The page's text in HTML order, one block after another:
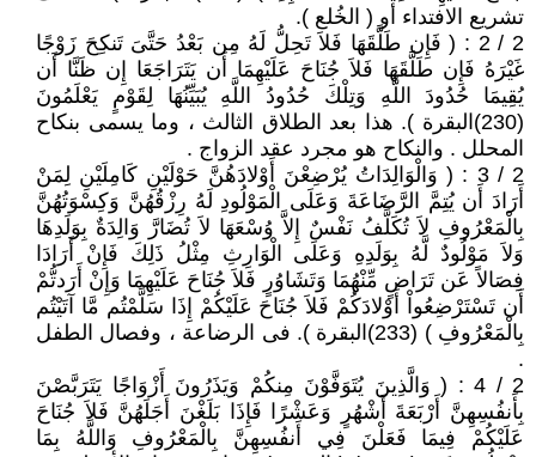
تشريع الافتداء أو ( الخُلع ).
2 / 2 : ( فَإِن طَلَّقَهَا فَلاَ تَحِلُّ لَهُ مِن بَعْدُ حَتَّىَ تَنكِحَ زَوْجًا
غَيْرَهُ فَإِن طَلَّقَهَا فَلاَ جُنَاحَ عَلَيْهِمَا أَن يَتَرَاجَعَا إِن ظَنَّا أَن
يُقِيمَا حُدُودَ اللَّهِ وَتِلْكَ حُدُودُ اللَّهِ يُبَيِّنُهَا لِقَوْمٍ يَعْلَمُونَ
(230)البقرة ). هذا بعد الطلاق الثالث ، وما يسمى بنكاح
المحلل . والنكاح هو مجرد عقد الزواج .
2 / 3 : ( وَالْوَالِدَاتُ يُرْضِعْنَ أَوْلادَهُنَّ حَوْلَيْنِ كَامِلَيْنِ لِمَنْ
أَرَادَ أَن يُتِمَّ الرَّضَاعَةَ وَعَلَى الْمَوْلُودِ لَهُ رِزْقُهُنَّ وَكِسْوَتُهُنَّ
بِالْمَعْرُوفِ لاَ تُكَلَّفُ نَفْسٌ إِلاَّ وُسْعَهَا لاَ تُضَارَّ وَالِدَةٌ بِوَلَدِهَا
وَلاَ مَوْلُودٌ لَّهُ بِوَلَدِهِ وَعَلَى الْوَارِثِ مِثْلُ ذَلِكَ فَإِنْ أَرَادَا
فِصَالاً عَن تَرَاضٍ مِّنْهُمَا وَتَشَاوُرٍ فَلاَ جُنَاحَ عَلَيْهِمَا وَإِنْ أَرَدتُّمْ
أَن تَسْتَرْضِعُواْ أَوْلادَكُمْ فَلاَ جُنَاحَ عَلَيْكُمْ إِذَا سَلَّمْتُم مَّا آتَيْتُم
بِالْمَعْرُوفِ ) (233)البقرة ). فى الرضاعة ، وفصال الطفل
.
2 / 4 : ( وَالَّذِينَ يُتَوَفَّوْنَ مِنكُمْ وَيَذَرُونَ أَزْوَاجًا يَتَرَبَّصْنَ
بِأَنفُسِهِنَّ أَرْبَعَةَ أَشْهُرٍ وَعَشْرًا فَإِذَا بَلَغْنَ أَجَلَهُنَّ فَلاَ جُنَاحَ
عَلَيْكُمْ فِيمَا فَعَلْنَ فِي أَنفُسِهِنَّ بِالْمَعْرُوفِ وَاللَّهُ بِمَا